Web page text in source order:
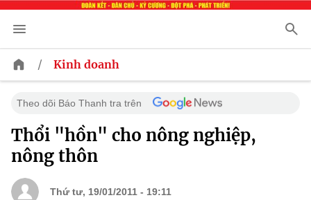
/ Kinh doanh
Theo dõi Báo Thanh tra trên
Thổi "hồn" cho nông nghiệp,
nông thôn
Thứ tư, 19/01/2011 - 19:11